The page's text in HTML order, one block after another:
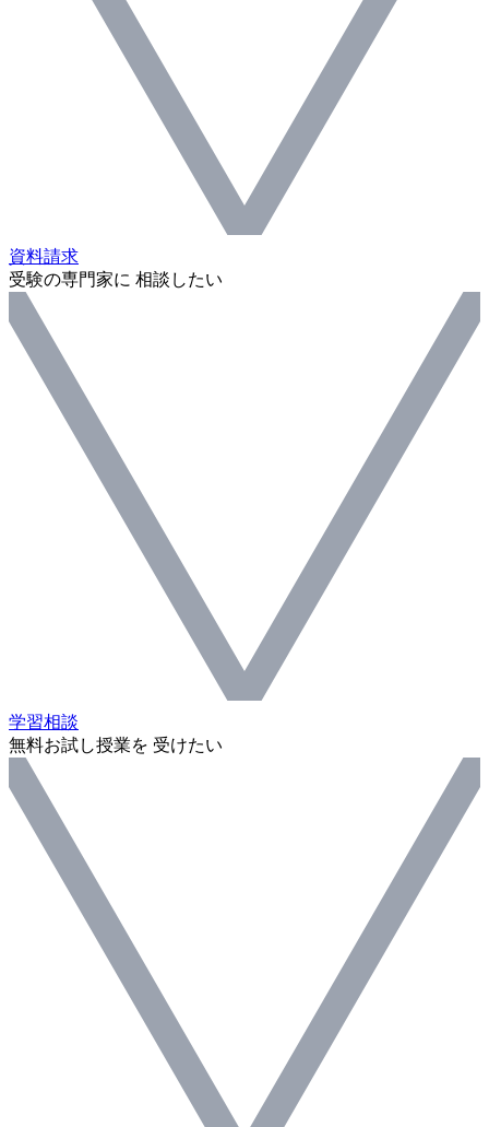
資料請求
受験の専門家に 相談したい
学習相談
無料お試し授業を 受けたい